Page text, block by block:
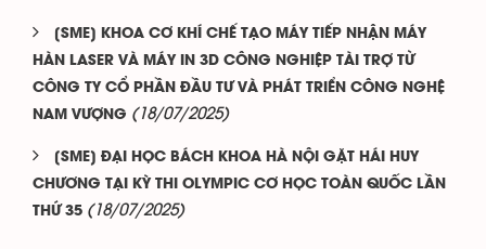
[SME] KHOA CƠ KHÍ CHẾ TẠO MÁY TIẾP NHẬN MÁY
HÀN LASER VÀ MÁY IN 3D CÔNG NGHIỆP TÀI TRỢ TỪ
CÔNG TY CỔ PHẦN ĐẦU TƯ VÀ PHÁT TRIỂN CÔNG NGHỆ
NAM VƯỢNG (18/07/2025)
[SME] ĐẠI HỌC BÁCH KHOA HÀ NỘI GẶT HÁI HUY
CHƯƠNG TẠI KỲ THI OLYMPIC CƠ HỌC TOÀN QUỐC LẦN
THỨ 35 (18/07/2025)